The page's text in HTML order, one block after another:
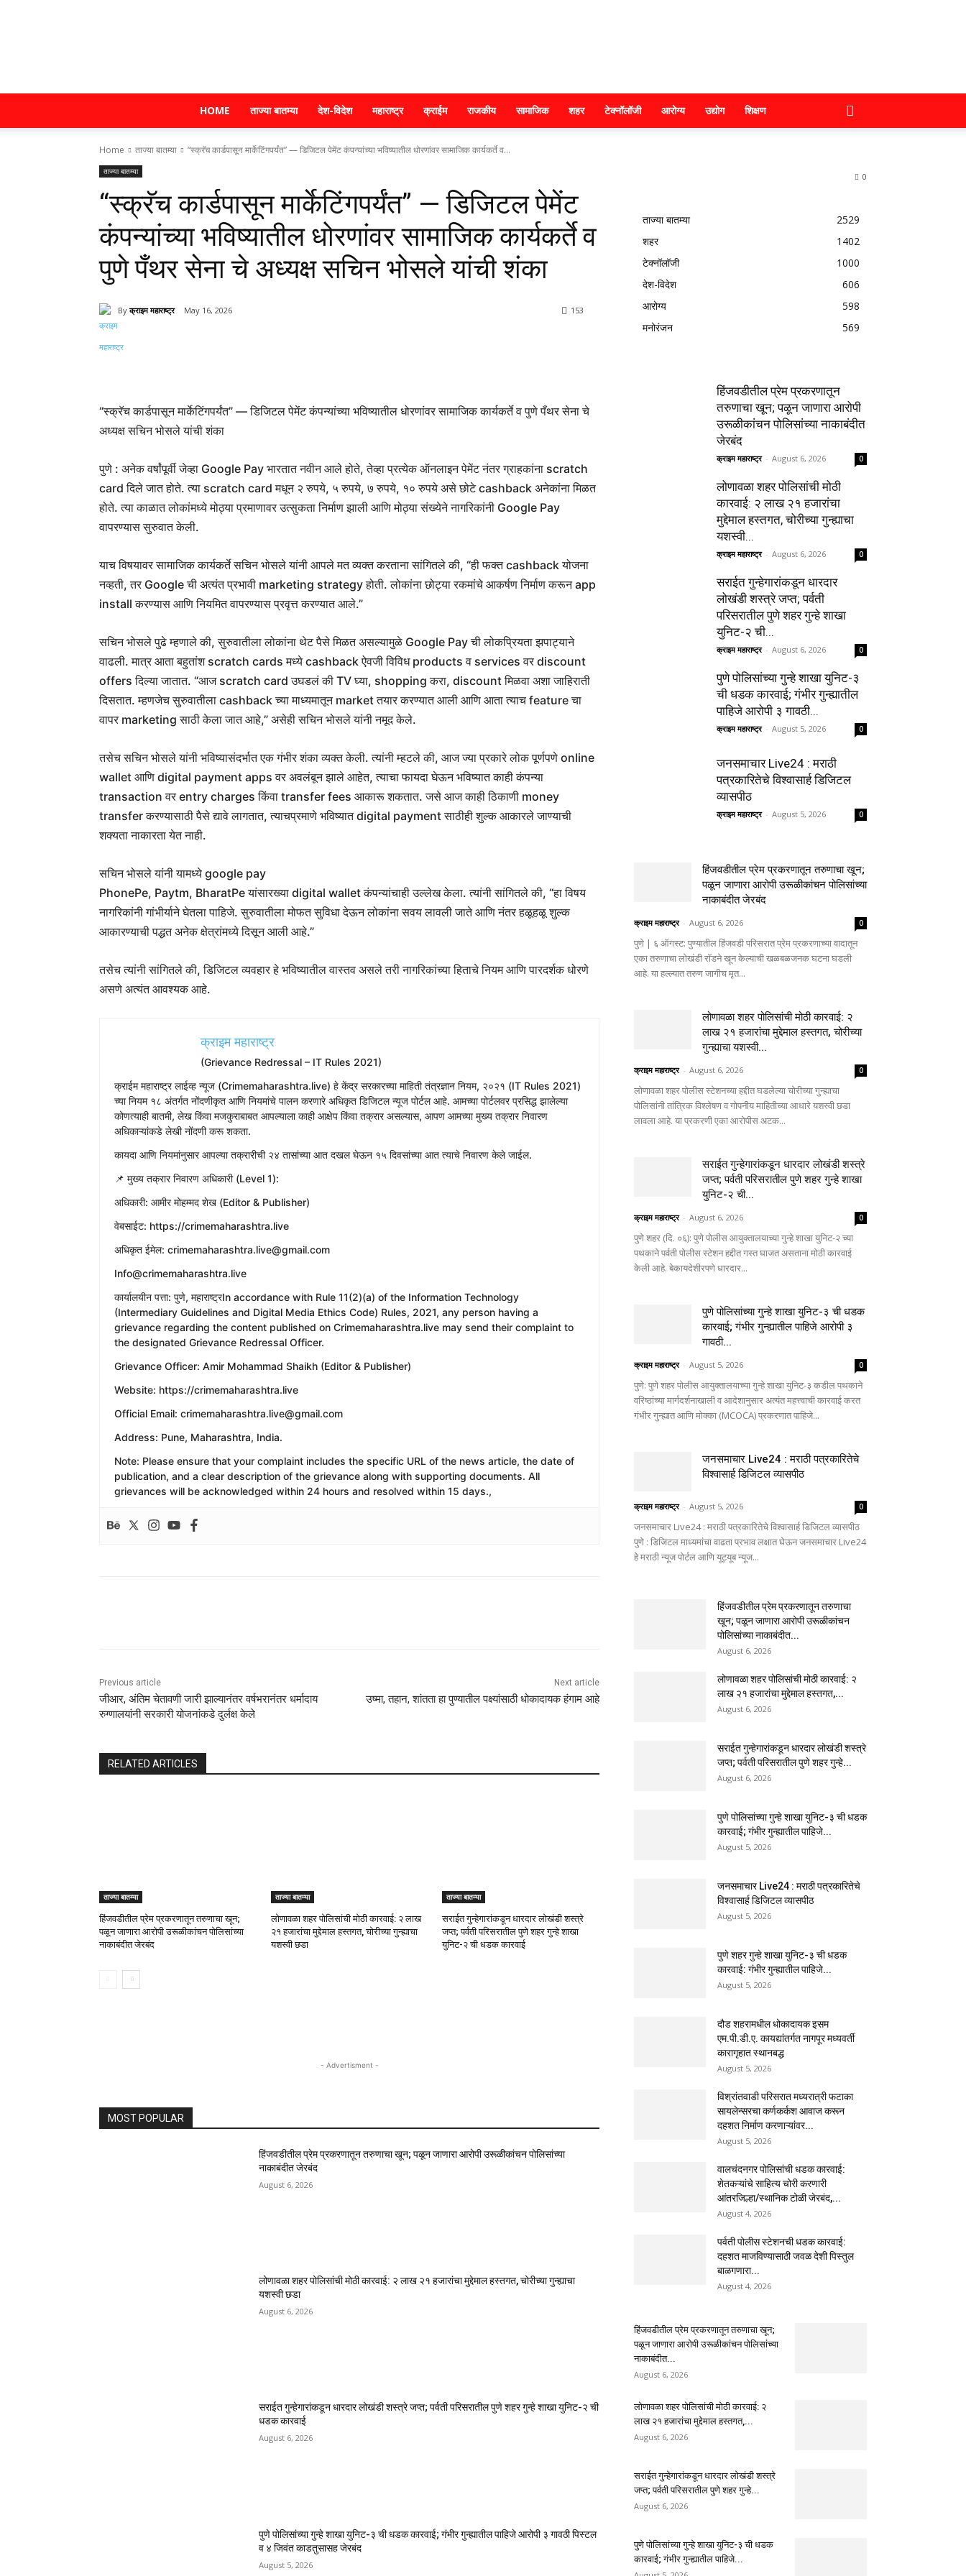
क्राइम
HOME ताज्या बातम्या देश-विदेश महाराष्ट्र क्राईम राजकीय सामाजिक शहर टेक्नॉलॉजी आरोग्य उद्योग शिक्षण
Home ताज्या बातम्या “स्क्रॅच कार्डपासून मार्केटिंगपर्यंत” — डिजिटल पेमेंट कंपन्यांच्या भविष्यातील धोरणांवर सामाजिक कार्यकर्ते व...
ताज्या बातम्या
“स्क्रॅच कार्डपासून मार्केटिंगपर्यंत” — डिजिटल पेमेंट
कंपन्यांच्या भविष्यातील धोरणांवर सामाजिक कार्यकर्ते व
पुणे पँथर सेना चे अध्यक्ष सचिन भोसले यांची शंका
By क्राइम महाराष्ट्र May 16, 2026 153
“स्क्रॅच कार्डपासून मार्केटिंगपर्यंत” — डिजिटल पेमेंट कंपन्यांच्या भविष्यातील धोरणांवर सामाजिक कार्यकर्ते व पुणे पँथर सेना चे
अध्यक्ष सचिन भोसले यांची शंका
पुणे : अनेक वर्षांपूर्वी जेव्हा Google Pay भारतात नवीन आले होते, तेव्हा प्रत्येक ऑनलाइन पेमेंट नंतर ग्राहकांना scratch
card दिले जात होते. त्या scratch card मधून २ रुपये, ५ रुपये, ७ रुपये, १० रुपये असे छोटे cashback अनेकांना मिळत
होते. त्या काळात लोकांमध्ये मोठ्या प्रमाणावर उत्सुकता निर्माण झाली आणि मोठ्या संख्येने नागरिकांनी Google Pay
वापरण्यास सुरुवात केली.
याच विषयावर सामाजिक कार्यकर्ते सचिन भोसले यांनी आपले मत व्यक्त करताना सांगितले की, “ही फक्त cashback योजना
नव्हती, तर Google ची अत्यंत प्रभावी marketing strategy होती. लोकांना छोट्या रकमांचे आकर्षण निर्माण करून app
install करण्यास आणि नियमित वापरण्यास प्रवृत्त करण्यात आले.”
सचिन भोसले पुढे म्हणाले की, सुरुवातीला लोकांना थेट पैसे मिळत असल्यामुळे Google Pay ची लोकप्रियता झपाट्याने
वाढली. मात्र आता बहुतांश scratch cards मध्ये cashback ऐवजी विविध products व services वर discount
offers दिल्या जातात. “आज scratch card उघडलं की TV घ्या, shopping करा, discount मिळवा अशा जाहिराती
दिसतात. म्हणजेच सुरुवातीला cashback च्या माध्यमातून market तयार करण्यात आली आणि आता त्याच feature चा
वापर marketing साठी केला जात आहे,” असेही सचिन भोसले यांनी नमूद केले.
तसेच सचिन भोसले यांनी भविष्यासंदर्भात एक गंभीर शंका व्यक्त केली. त्यांनी म्हटले की, आज ज्या प्रकारे लोक पूर्णपणे online
wallet आणि digital payment apps वर अवलंबून झाले आहेत, त्याचा फायदा घेऊन भविष्यात काही कंपन्या
transaction वर entry charges किंवा transfer fees आकारू शकतात. जसे आज काही ठिकाणी money
transfer करण्यासाठी पैसे द्यावे लागतात, त्याचप्रमाणे भविष्यात digital payment साठीही शुल्क आकारले जाण्याची
शक्यता नाकारता येत नाही.
सचिन भोसले यांनी यामध्ये google pay
PhonePe, Paytm, BharatPe यांसारख्या digital wallet कंपन्यांचाही उल्लेख केला. त्यांनी सांगितले की, “हा विषय
नागरिकांनी गांभीर्याने घेतला पाहिजे. सुरुवातीला मोफत सुविधा देऊन लोकांना सवय लावली जाते आणि नंतर हळूहळू शुल्क
आकारण्याची पद्धत अनेक क्षेत्रांमध्ये दिसून आली आहे.”
तसेच त्यांनी सांगितले की, डिजिटल व्यवहार हे भविष्यातील वास्तव असले तरी नागरिकांच्या हिताचे नियम आणि पारदर्शक धोरणे
असणे अत्यंत आवश्यक आहे.
क्राइम महाराष्ट्र
(Grievance Redressal – IT Rules 2021)
​क्राईम महाराष्ट्र लाईव्ह न्यूज (Crimemaharashtra.live) हे केंद्र सरकारच्या माहिती तंत्रज्ञान नियम, २०२१ (IT Rules 2021)
च्या नियम १८ अंतर्गत नोंदणीकृत आणि नियमांचे पालन करणारे अधिकृत डिजिटल न्यूज पोर्टल आहे. आमच्या पोर्टलवर प्रसिद्ध झालेल्या
कोणत्याही बातमी, लेख किंवा मजकुराबाबत आपल्याला काही आक्षेप किंवा तक्रार असल्यास, आपण आमच्या मुख्य तक्रार निवारण
अधिकाऱ्यांकडे लेखी नोंदणी करू शकता.
​कायदा आणि नियमांनुसार आपल्या तक्रारीची २४ तासांच्या आत दखल घेऊन १५ दिवसांच्या आत त्याचे निवारण केले जाईल.
​📌 मुख्य तक्रार निवारण अधिकारी (Level 1):
​अधिकारी: आमीर मोहम्मद शेख (Editor & Publisher)
​वेबसाईट: https://crimemaharashtra.live
​अधिकृत ईमेल: crimemaharashtra.live@gmail.com
Info@crimemaharashtra.live
​कार्यालयीन पत्ता: पुणे, महाराष्ट्रIn accordance with Rule 11(2)(a) of the Information Technology
(Intermediary Guidelines and Digital Media Ethics Code) Rules, 2021, any person having a
grievance regarding the content published on Crimemaharashtra.live may send their complaint to
the designated Grievance Redressal Officer.
​Grievance Officer: Amir Mohammad Shaikh (Editor & Publisher)
​Website: https://crimemaharashtra.live
​Official Email: crimemaharashtra.live@gmail.com
​Address: Pune, Maharashtra, India.
​Note: Please ensure that your complaint includes the specific URL of the news article, the date of
publication, and a clear description of the grievance along with supporting documents. All
grievances will be acknowledged within 24 hours and resolved within 15 days.,
Previous article
जीआर, अंतिम चेतावणी जारी झाल्यानंतर वर्षभरानंतर धर्मादाय
रुग्णालयांनी सरकारी योजनांकडे दुर्लक्ष केले
Next article
उष्मा, तहान, शांतता हा पुण्यातील पक्ष्यांसाठी धोकादायक हंगाम आहे
RELATED ARTICLES
ताज्या बातम्या
हिंजवडीतील प्रेम प्रकरणातून तरुणाचा खून;
पळून जाणारा आरोपी उरूळीकांचन पोलिसांच्या
नाकाबंदीत जेरबंद
ताज्या बातम्या
लोणावळा शहर पोलिसांची मोठी कारवाई: २ लाख
२१ हजारांचा मुद्देमाल हस्तगत, चोरीच्या गुन्ह्याचा
यशस्वी छडा
ताज्या बातम्या
सराईत गुन्हेगारांकडून धारदार लोखंडी शस्त्रे
जप्त; पर्वती परिसरातील पुणे शहर गुन्हे शाखा
युनिट-२ ची धडक कारवाई
- Advertisment -
MOST POPULAR
हिंजवडीतील प्रेम प्रकरणातून तरुणाचा खून; पळून जाणारा आरोपी उरूळीकांचन पोलिसांच्या
नाकाबंदीत जेरबंद
August 6, 2026
लोणावळा शहर पोलिसांची मोठी कारवाई: २ लाख २१ हजारांचा मुद्देमाल हस्तगत, चोरीच्या गुन्ह्याचा
यशस्वी छडा
August 6, 2026
सराईत गुन्हेगारांकडून धारदार लोखंडी शस्त्रे जप्त; पर्वती परिसरातील पुणे शहर गुन्हे शाखा युनिट-२ ची
धडक कारवाई
August 6, 2026
पुणे पोलिसांच्या गुन्हे शाखा युनिट-३ ची धडक कारवाई; गंभीर गुन्ह्यातील पाहिजे आरोपी ३ गावठी पिस्टल
व ४ जिवंत काडतुसासह जेरबंद
August 5, 2026
0
ताज्या बातम्या
2529
शहर
1402
टेक्नॉलॉजी
1000
देश-विदेश
606
आरोग्य
598
मनोरंजन
569
हिंजवडीतील प्रेम प्रकरणातून
तरुणाचा खून; पळून जाणारा आरोपी
उरूळीकांचन पोलिसांच्या नाकाबंदीत
जेरबंद
क्राइम महाराष्ट्र - August 6, 2026 0
लोणावळा शहर पोलिसांची मोठी
कारवाई: २ लाख २१ हजारांचा
मुद्देमाल हस्तगत, चोरीच्या गुन्ह्याचा
यशस्वी...
क्राइम महाराष्ट्र - August 6, 2026 0
सराईत गुन्हेगारांकडून धारदार
लोखंडी शस्त्रे जप्त; पर्वती
परिसरातील पुणे शहर गुन्हे शाखा
युनिट-२ ची...
क्राइम महाराष्ट्र - August 6, 2026 0
पुणे पोलिसांच्या गुन्हे शाखा युनिट-३
ची धडक कारवाई; गंभीर गुन्ह्यातील
पाहिजे आरोपी ३ गावठी...
क्राइम महाराष्ट्र - August 5, 2026 0
जनसमाचार Live24 : मराठी
पत्रकारितेचे विश्वासार्ह डिजिटल
व्यासपीठ
क्राइम महाराष्ट्र - August 5, 2026 0
हिंजवडीतील प्रेम प्रकरणातून तरुणाचा खून;
पळून जाणारा आरोपी उरूळीकांचन पोलिसांच्या
नाकाबंदीत जेरबंद
क्राइम महाराष्ट्र - August 6, 2026 0
​पुणे | ६ ऑगस्ट: पुण्यातील हिंजवडी परिसरात प्रेम प्रकरणाच्या वादातून
एका तरुणाचा लोखंडी रॉडने खून केल्याची खळबळजनक घटना घडली
आहे. या हल्ल्यात तरुण जागीच मृत...
लोणावळा शहर पोलिसांची मोठी कारवाई: २
लाख २१ हजारांचा मुद्देमाल हस्तगत, चोरीच्या
गुन्ह्याचा यशस्वी...
क्राइम महाराष्ट्र - August 6, 2026 0
​लोणावळा शहर पोलीस स्टेशनच्या हद्दीत घडलेल्या चोरीच्या गुन्ह्याचा
पोलिसांनी तांत्रिक विश्लेषण व गोपनीय माहितीच्या आधारे यशस्वी छडा
लावला आहे. या प्रकरणी एका आरोपीस अटक...
सराईत गुन्हेगारांकडून धारदार लोखंडी शस्त्रे
जप्त; पर्वती परिसरातील पुणे शहर गुन्हे शाखा
युनिट-२ ची...
क्राइम महाराष्ट्र - August 6, 2026 0
पुणे शहर (दि. ०६): पुणे पोलीस आयुक्तालयाच्या गुन्हे शाखा युनिट-२ च्या
पथकाने पर्वती पोलीस स्टेशन हद्दीत गस्त घाजत असताना मोठी कारवाई
केली आहे. बेकायदेशीरपणे धारदार...
पुणे पोलिसांच्या गुन्हे शाखा युनिट-३ ची धडक
कारवाई; गंभीर गुन्ह्यातील पाहिजे आरोपी ३
गावठी...
क्राइम महाराष्ट्र - August 5, 2026 0
पुणे: पुणे शहर पोलीस आयुक्तालयाच्या गुन्हे शाखा युनिट-३ कडील पथकाने
वरिष्ठांच्या मार्गदर्शनाखाली व आदेशानुसार अत्यंत महत्त्वाची कारवाई करत
गंभीर गुन्ह्यात आणि मोक्का (MCOCA) प्रकरणात पाहिजे...
जनसमाचार Live24 : मराठी पत्रकारितेचे
विश्वासार्ह डिजिटल व्यासपीठ
क्राइम महाराष्ट्र - August 5, 2026 0
जनसमाचार Live24 : मराठी पत्रकारितेचे विश्वासार्ह डिजिटल व्यासपीठ
पुणे : डिजिटल माध्यमांचा वाढता प्रभाव लक्षात घेऊन जनसमाचार Live24
हे मराठी न्यूज पोर्टल आणि यूट्यूब न्यूज...
हिंजवडीतील प्रेम प्रकरणातून तरुणाचा
खून; पळून जाणारा आरोपी उरूळीकांचन
पोलिसांच्या नाकाबंदीत...
August 6, 2026
लोणावळा शहर पोलिसांची मोठी कारवाई: २
लाख २१ हजारांचा मुद्देमाल हस्तगत,...
August 6, 2026
सराईत गुन्हेगारांकडून धारदार लोखंडी शस्त्रे
जप्त; पर्वती परिसरातील पुणे शहर गुन्हे...
August 6, 2026
पुणे पोलिसांच्या गुन्हे शाखा युनिट-३ ची धडक
कारवाई; गंभीर गुन्ह्यातील पाहिजे...
August 5, 2026
जनसमाचार Live24 : मराठी पत्रकारितेचे
विश्वासार्ह डिजिटल व्यासपीठ
August 5, 2026
पुणे शहर गुन्हे शाखा युनिट-३ ची धडक
कारवाई: गंभीर गुन्ह्यातील पाहिजे...
August 5, 2026
दौड शहरामधील धोकादायक इसम
एम.पी.डी.ए. कायद्यांतर्गत नागपूर मध्यवर्ती
कारागृहात स्थानबद्ध
August 5, 2026
विश्रांतवाडी परिसरात मध्यरात्री फटाका
सायलेन्सरचा कर्णकर्कश आवाज करून
दहशत निर्माण करणाऱ्यांवर...
August 5, 2026
वालचंदनगर पोलिसांची धडक कारवाई:
शेतकऱ्यांचे साहित्य चोरी करणारी
आंतरजिल्हा/स्थानिक टोळी जेरबंद,...
August 4, 2026
पर्वती पोलीस स्टेशनची धडक कारवाई:
दहशत माजविण्यासाठी जवळ देशी पिस्तुल
बाळगणारा...
August 4, 2026
हिंजवडीतील प्रेम प्रकरणातून तरुणाचा खून;
पळून जाणारा आरोपी उरूळीकांचन पोलिसांच्या
नाकाबंदीत...
August 6, 2026
लोणावळा शहर पोलिसांची मोठी कारवाई: २
लाख २१ हजारांचा मुद्देमाल हस्तगत,...
August 6, 2026
सराईत गुन्हेगारांकडून धारदार लोखंडी शस्त्रे
जप्त; पर्वती परिसरातील पुणे शहर गुन्हे...
August 6, 2026
पुणे पोलिसांच्या गुन्हे शाखा युनिट-३ ची धडक
कारवाई; गंभीर गुन्ह्यातील पाहिजे...